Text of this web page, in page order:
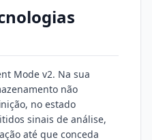
Mode v2. Na sua
não
no estado
sinais de análise,
até que conceda